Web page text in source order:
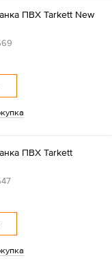
ПВХ Tarkett New
ПВХ Tarkett